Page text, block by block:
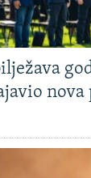
nova